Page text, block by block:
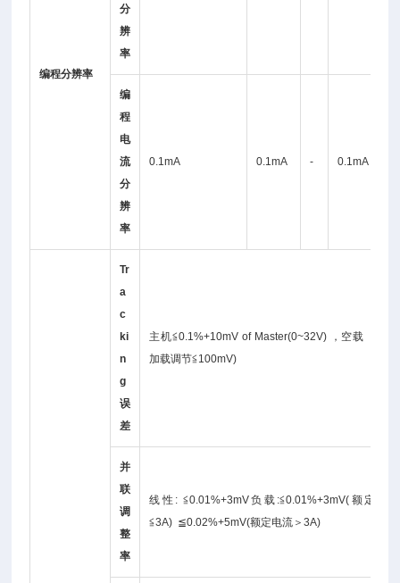
编程分辨率
分
辨
率
编
程
电
流
分
辨
率
0.1mA 0.1mA - 0.1mA
Tr
a
c
ki
n
g
误
差
主机≦0.1%+10mV of Master(0~32V) ，空载 ，带
加载调节≦100mV)
并
联
调
整
率
线性: ≦0.01%+3mV负载:≦0.01%+3mV(额定电
≦3A) ≦0.02%+5mV(额定电流＞3A)